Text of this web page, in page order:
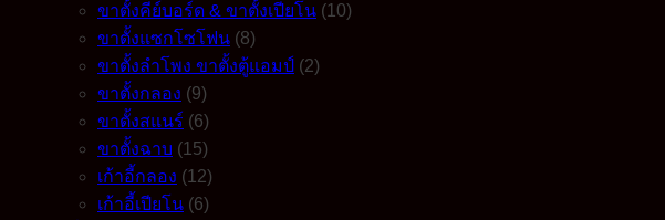
ขาตั้งคีย์บอร์ด & ขาตั้งเปียโน (10)
ขาตั้งแซกโซโฟน (8)
ขาตั้งลำโพง ขาตั้งตู้แอมป์ (2)
ขาตั้งกลอง (9)
ขาตั้งสแนร์ (6)
ขาตั้งฉาบ (15)
เก้าอี้กลอง (12)
เก้าอี้เปียโน (6)